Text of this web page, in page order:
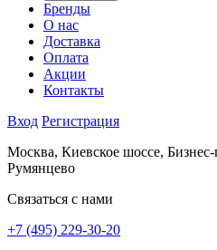
Бренды
О нас
Доставка
Оплата
Акции
Контакты
Вход Регистрация
Москва, Киевское шоссе,
Румянцево
Связаться с нами
+7 (495) 229-30-20